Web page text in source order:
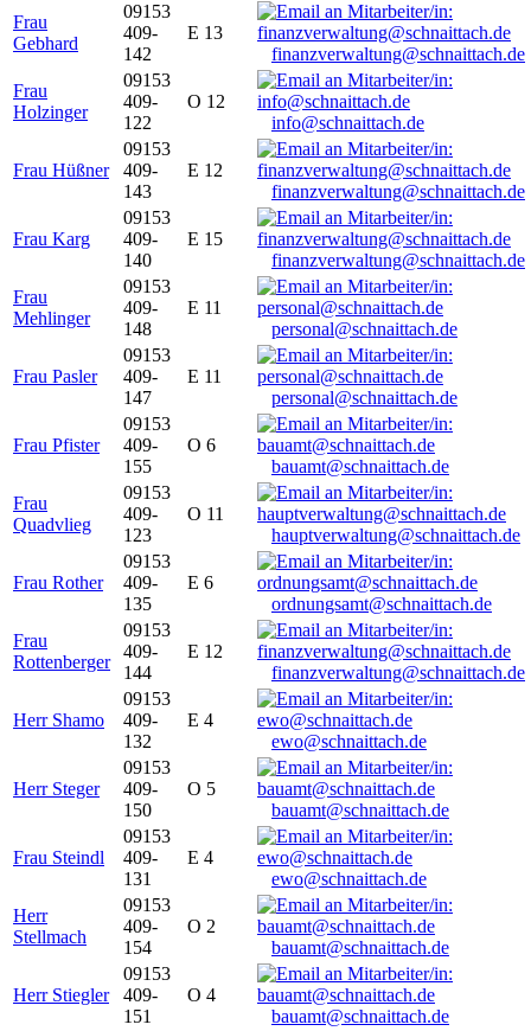
Frau
Gebhard
09153
409-
142
E 13
finanzverwaltung@schnaittach.de
Frau
Holzinger
09153
409-
122
O 12
info@schnaittach.de
Frau Hüßner
09153
409-
143
E 12
finanzverwaltung@schnaittach.de
Frau Karg
09153
409-
140
E 15
finanzverwaltung@schnaittach.de
Frau
Mehlinger
09153
409-
148
E 11
personal@schnaittach.de
Frau Pasler
09153
409-
147
E 11
personal@schnaittach.de
Frau Pfister
09153
409-
155
O 6
bauamt@schnaittach.de
Frau
Quadvlieg
09153
409-
123
O 11
hauptverwaltung@schnaittach.de
Frau Rother
09153
409-
135
E 6
ordnungsamt@schnaittach.de
Frau
Rottenberger
09153
409-
144
E 12
finanzverwaltung@schnaittach.de
Herr Shamo
09153
409-
132
E 4
ewo@schnaittach.de
Herr Steger
09153
409-
150
O 5
bauamt@schnaittach.de
Frau Steindl
09153
409-
131
E 4
ewo@schnaittach.de
Herr
Stellmach
09153
409-
154
O 2
bauamt@schnaittach.de
Herr Stiegler
09153
409-
151
O 4
bauamt@schnaittach.de